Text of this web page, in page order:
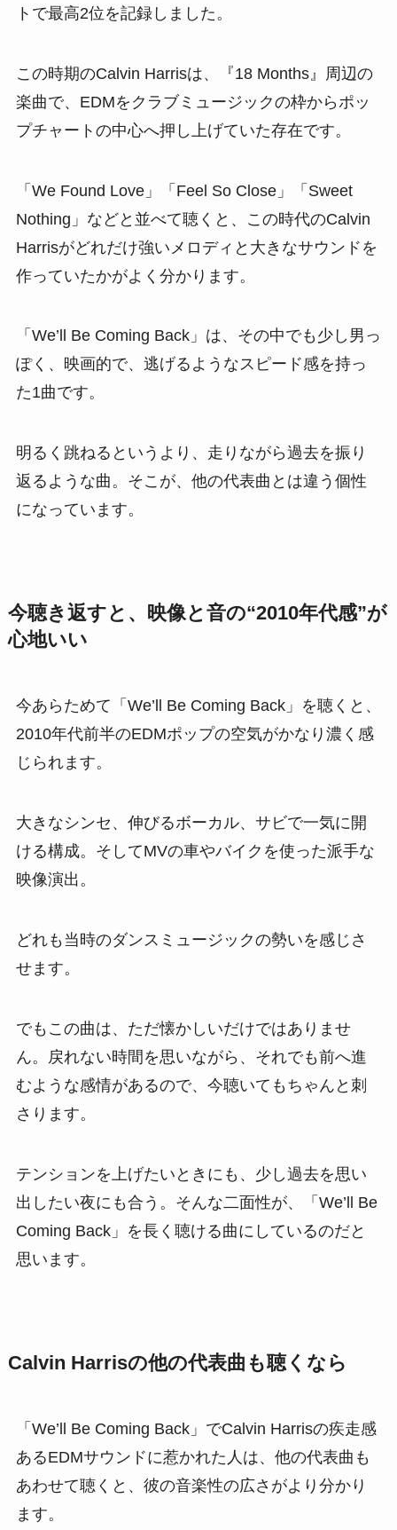
トで最高2位を記録しました。
この時期のCalvin Harrisは、『18 Months』周辺の
楽曲で、EDMをクラブミュージックの枠からポッ
プチャートの中心へ押し上げていた存在です。
「We Found Love」「Feel So Close」「Sweet
Nothing」などと並べて聴くと、この時代のCalvin
Harrisがどれだけ強いメロディと大きなサウンドを
作っていたかがよく分かります。
「We’ll Be Coming Back」は、その中でも少し男っ
ぽく、映画的で、逃げるようなスピード感を持っ
た1曲です。
明るく跳ねるというより、走りながら過去を振り
返るような曲。そこが、他の代表曲とは違う個性
になっています。
今聴き返すと、映像と音の“2010年代感”が
心地いい
今あらためて「We’ll Be Coming Back」を聴くと、
2010年代前半のEDMポップの空気がかなり濃く感
じられます。
大きなシンセ、伸びるボーカル、サビで一気に開
ける構成。そしてMVの車やバイクを使った派手な
映像演出。
どれも当時のダンスミュージックの勢いを感じさ
せます。
でもこの曲は、ただ懐かしいだけではありませ
ん。戻れない時間を思いながら、それでも前へ進
むような感情があるので、今聴いてもちゃんと刺
さります。
テンションを上げたいときにも、少し過去を思い
出したい夜にも合う。そんな二面性が、「We’ll Be
Coming Back」を長く聴ける曲にしているのだと
思います。
Calvin Harrisの他の代表曲も聴くなら
「We’ll Be Coming Back」でCalvin Harrisの疾走感
あるEDMサウンドに惹かれた人は、他の代表曲も
あわせて聴くと、彼の音楽性の広さがより分かり
ます。